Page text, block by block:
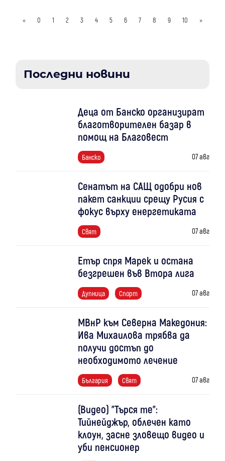
« 0 1 2 3 4 5 6 7 8 9 10 »
Последни новини
Деца от Банско организират
благотворителен базар в
помощ на Благовест
Банско 07 авг
Сенатът на САЩ одобри нов
пакет санкции срещу Русия с
фокус върху енергетиката
Свят 07 авг
Етър спря Марек и остана
безгрешен във Втора лига
Дупница Спорт 07 авг
МВнР към Северна Македония:
Ива Михаилова трябва да
получи достъп до
необходимото лечение
България Свят 07 авг
(Видео) "Търся те":
Тийнейджър, облечен като
клоун, засне зловещо видео и
уби пенсионер